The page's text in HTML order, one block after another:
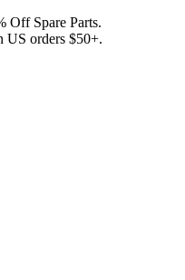
Off Spare Parts.
US orders $50+.